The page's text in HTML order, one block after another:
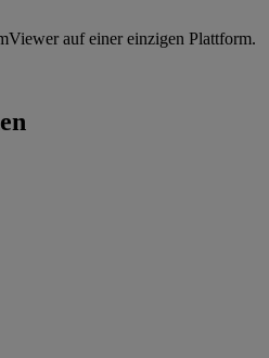
auf einer einzigen Plattform.